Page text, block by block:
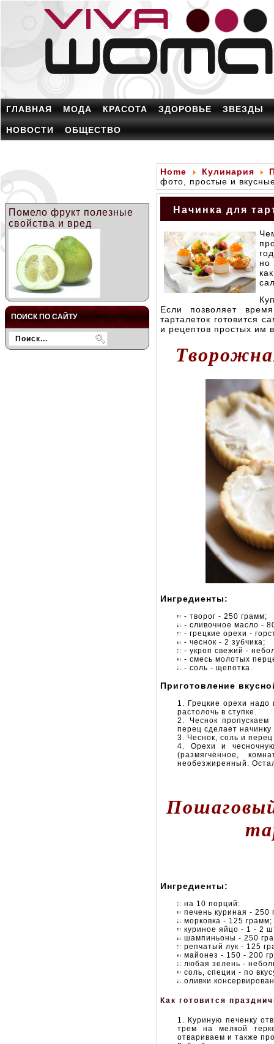
ГЛАВНАЯ МОДА КРАСОТА ЗДОРОВЬЕ ЗВЕЗДЫ
НОВОСТИ ОБЩЕСТВО
Помело фрукт полезные
свойства и вред
ПОИСК ПО САЙТУ
Home Кулинария
фото, простые и
Начинка для
но
Если позволяет
тарталеток готовится
и рецептов простых им
Ингредиенты:
- творог - 250 грамм;
- сливочное масло -
- грецкие орехи -
- чеснок - 2 зубчика;
- укроп свежий -
- смесь молотых
- соль - щепотка.
Приготовление
Грецкие орехи
растолочь в ступке.
Чеснок
перец сделает
Чеснок, соль и
Орехи и
(размягчённое,
необезжиренный.
Ингредиенты:
на 10 порций:
печень куриная - 250
морковка - 125 грамм;
куриное яйцо - 1 - 2
шампиньоны - 250
репчатый лук - 125
майонез - 150 - 200
любая зелень -
соль, специи - по
оливки
Как готовится
Куриную печенку
трем на мелкой
отвариваем и также